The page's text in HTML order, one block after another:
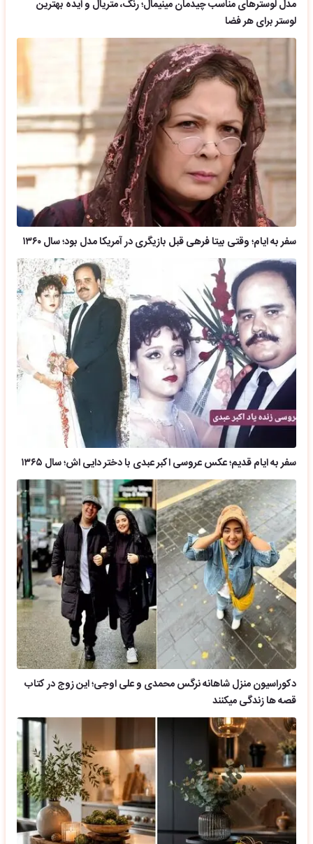
مدل لوسترهای مناسب چیدمان مینیمال؛ رنگ، متریال و ایده بهترین
لوستر برای هر فضا
سفر به ایام؛ وقتی بیتا فرهی قبل بازیگری در آمریکا مدل بود؛ سال ۱۳۶۰
سفر به ایام قدیم؛ عکس عروسی اکبر عبدی با دختر دایی اش؛ سال ۱۳۶۵
دکوراسیون منزل شاهانه نرگس محمدی و علی اوجی؛ این زوج در کتاب
قصه ها زندگی میکنند